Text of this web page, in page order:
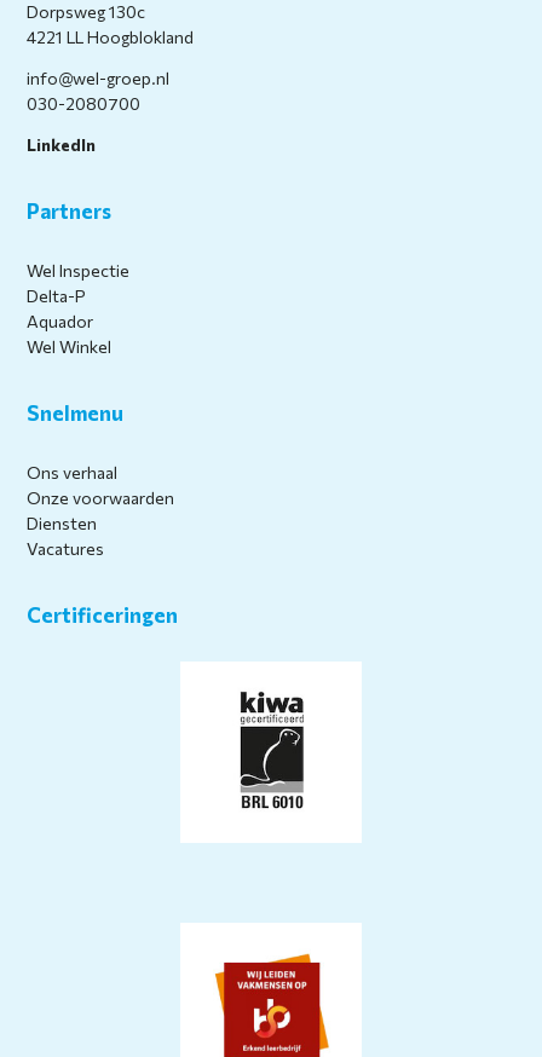
Dorpsweg 130c
4221 LL Hoogblokland
info@wel-groep.nl
030-2080700
LinkedIn
Partners
Wel Inspectie
Delta-P
Aquador
Wel Winkel
Snelmenu
Ons verhaal
Onze voorwaarden
Diensten
Vacatures
Certificeringen